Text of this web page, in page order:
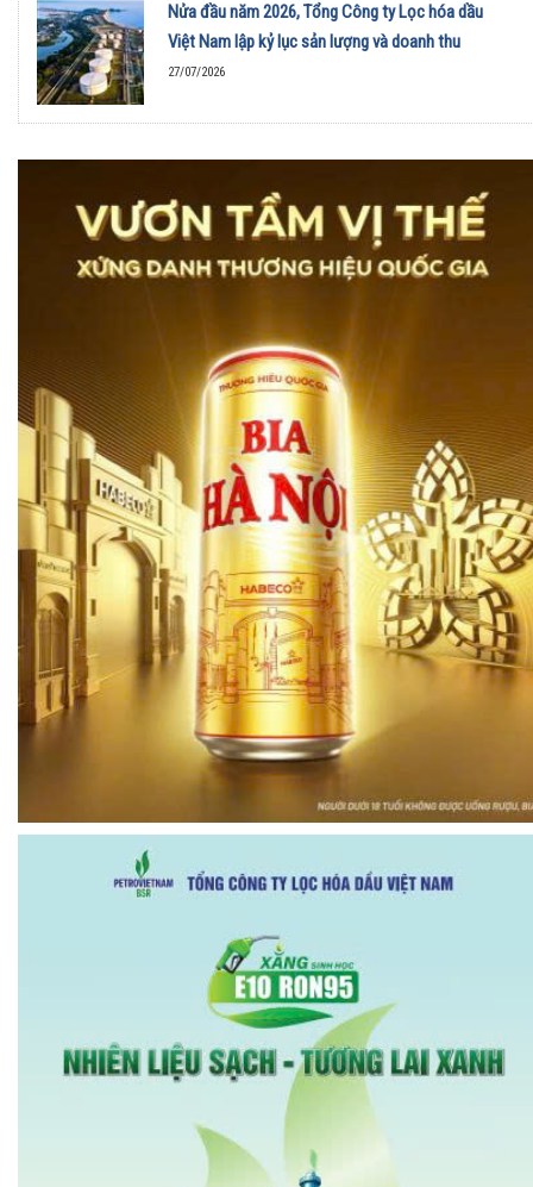
Nửa đầu năm 2026, Tổng Công ty Lọc hóa dầu
Việt Nam lập kỷ lục sản lượng và doanh thu
27/07/2026